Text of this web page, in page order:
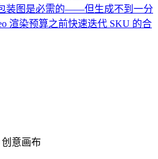
装图是必需的——但生成不到一分
渲染预算之前快速迭代 SKU 的合
意画布